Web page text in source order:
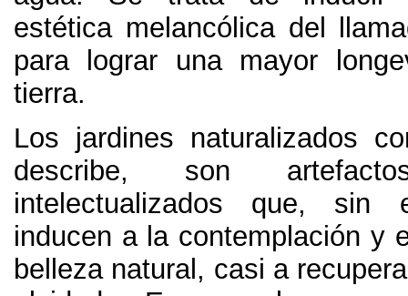
estética melancólica del
para lograr una mayor
tierra.
Los jardines naturalizados
describe, son
intelectualizados que, sin
inducen a la contemplación y
belleza natural , casi a